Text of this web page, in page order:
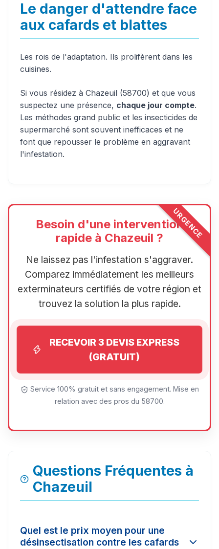
Le danger d'attendre face
aux cafards et blattes
Les rois de l'adaptation. Ils prolifèrent dans les
cuisines.
Si vous résidez à Chazeuil (58700) et que vous
suspectez une présence, chaque jour compte.
Les méthodes grand public et les insecticides de
supermarché sont souvent inefficaces et ne
font que repousser le problème en aggravant
l'infestation.
URGENCE
Besoin d'une intervention
rapide à Chazeuil ?
Ne laissez pas l'infestation s'aggraver.
Comparez immédiatement les meilleurs
exterminateurs certifiés de votre région et
trouvez la solution la plus rapide.
RECEVOIR 3 DEVIS EXPRESS
(GRATUIT)
Service 100% gratuit et sans engagement. Mise en
relation avec des pros du 58700.
Questions Fréquentes à
Chazeuil
Quel est le prix moyen pour une
désinsectisation contre les cafards